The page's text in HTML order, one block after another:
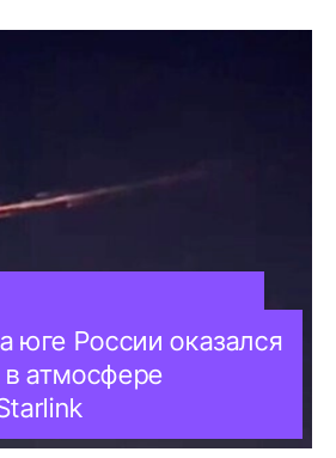
юге России оказался
атмосфере